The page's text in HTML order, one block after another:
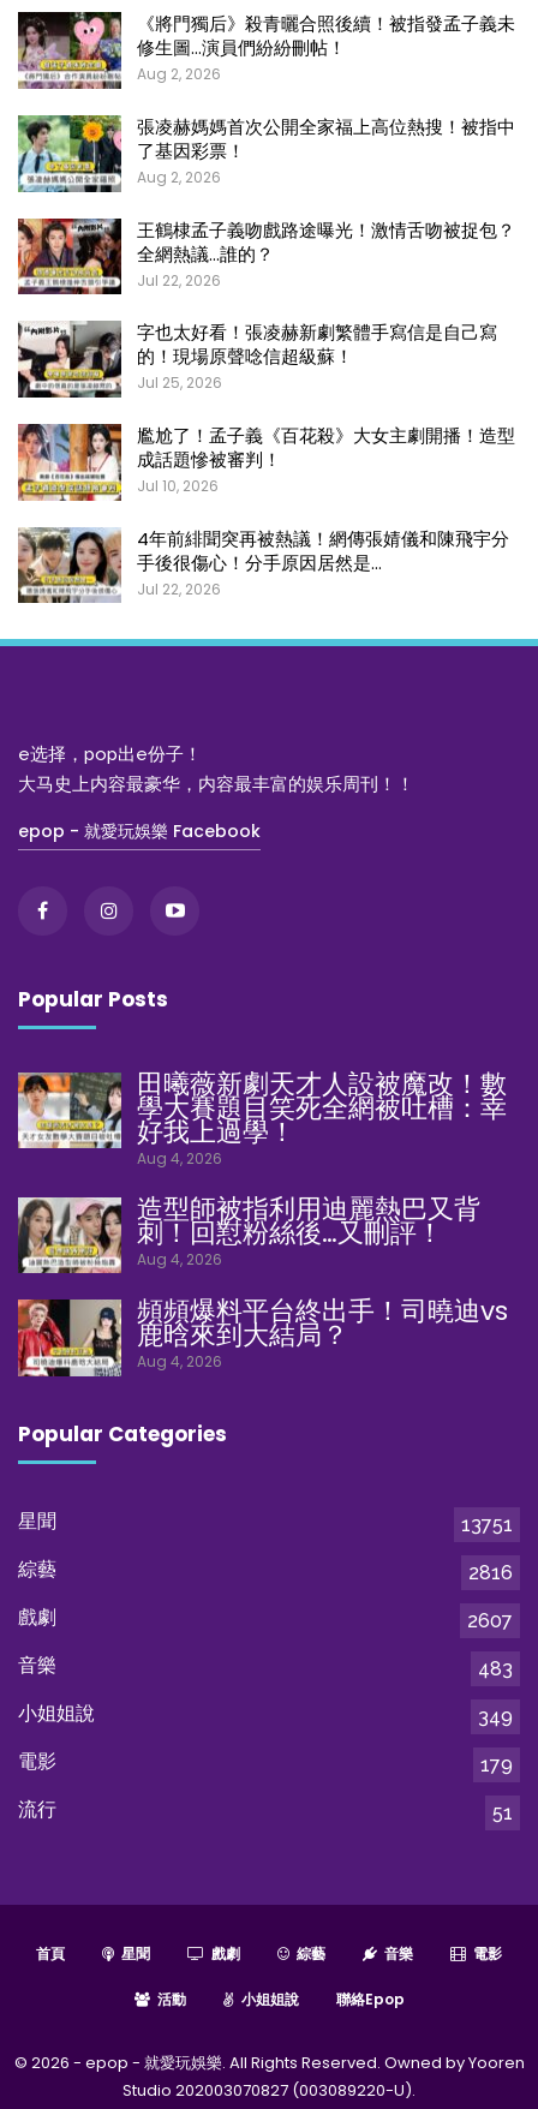
《將門獨后》殺青曬合照後續！被指發孟子義未
修生圖…演員們紛紛刪帖！
Aug 2, 2026
張凌赫媽媽首次公開全家福上高位熱搜！被指中
了基因彩票！
Aug 2, 2026
王鶴棣孟子義吻戲路途曝光！激情舌吻被捉包？
全網熱議…誰的？
Jul 22, 2026
字也太好看！張凌赫新劇繁體手寫信是自己寫
的！現場原聲唸信超級蘇！
Jul 25, 2026
尷尬了！孟子義《百花殺》大女主劇開播！造型
成話題慘被審判！
Jul 10, 2026
4年前緋聞突再被熱議！網傳張婧儀和陳飛宇分
手後很傷心！分手原因居然是…
Jul 22, 2026
e选择，pop出e份子！
大马史上内容最豪华，内容最丰富的娱乐周刊！！
epop - 就愛玩娛樂 Facebook
Popular Posts
田曦薇新劇天才人設被魔改！數
學大賽題目笑死全網被吐槽：幸
好我上過學！
Aug 4, 2026
造型師被指利用迪麗熱巴又背
刺！回懟粉絲後…又刪評！
Aug 4, 2026
頻頻爆料平台終出手！司曉迪vs
鹿晗來到大結局？
Aug 4, 2026
Popular Categories
星聞
13751
綜藝
2816
戲劇
2607
音樂
483
小姐姐說
349
電影
179
流行
51
首頁 星聞 戲劇 綜藝 音樂 電影
活動 小姐姐說 聯絡epop
© 2026 - epop - 就愛玩娛樂. All Rights Reserved. Owned by Yooren
Studio 202003070827 (003089220-U).